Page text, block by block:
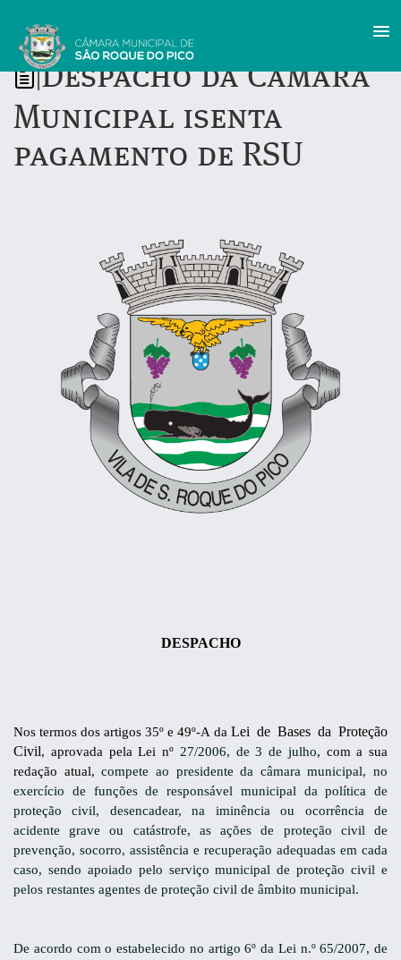
Despacho da Câmara
Municipal isenta
pagamento de RSU
DESPACHO
Nos termos dos artigos 35º e 49º-A da Lei de Bases da Proteção
Civil, aprovada pela Lei nº 27/2006, de 3 de julho, com a sua
redação atual,compete ao presidente da câmara municipal, no
exercício de funções de responsável municipal da política de
proteção civil, desencadear, na iminência ou ocorrência de
acidente grave ou catástrofe, as ações de proteção civil de
prevenção, socorro, assistência e recuperação adequadas em cada
caso, sendo apoiado pelo serviço municipal de proteção civil e
pelos restantes agentes de proteção civil de âmbito municipal.
De acordo com o estabelecido no artigo 6º da Lei n.º 65/2007, de